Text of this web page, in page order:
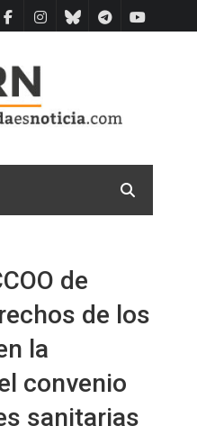
de
de los
la
convenio
sanitarias